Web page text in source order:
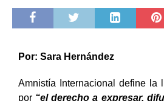
Por: Sara Hernández
Amnistía Internacional define la
por “el derecho a expresar,